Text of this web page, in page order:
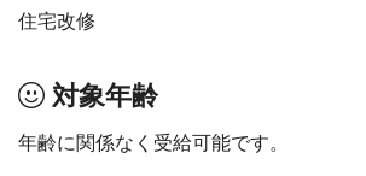
住宅改修
対象年齢
年齢に関係なく受給可能です。